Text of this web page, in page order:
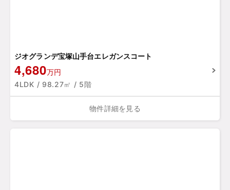
ジオグランデ宝塚山手台エレガンスコート
4,680万円
4LDK / 98.27㎡ / 5階
物件詳細を見る